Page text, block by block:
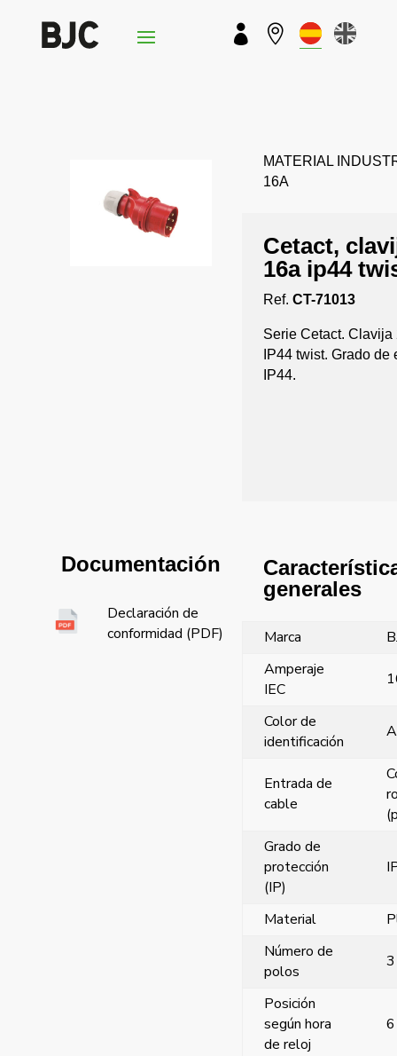
 
MATERIAL
16A
Cetact,
16a ip44
Ref. CT-71013
Serie Cetact. Clavija
IP44 twist. Grado
IP44.
Documentación
Declaración de
conformidad (PDF)
generales
Marca
Amperaje
IEC
Color de
identificación
Entrada de
cable
Grado de
protección
(IP)
Material
Número de
polos
3
Posición
según hora
de reloj
6